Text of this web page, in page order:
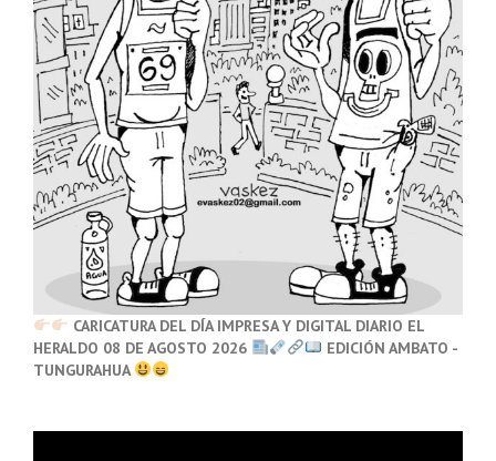
CARICATURA DEL DÍA IMPRESA Y DIGITAL DIARIO EL
HERALDO 08 DE AGOSTO 2026
EDICIÓN AMBATO -
TUNGURAHUA